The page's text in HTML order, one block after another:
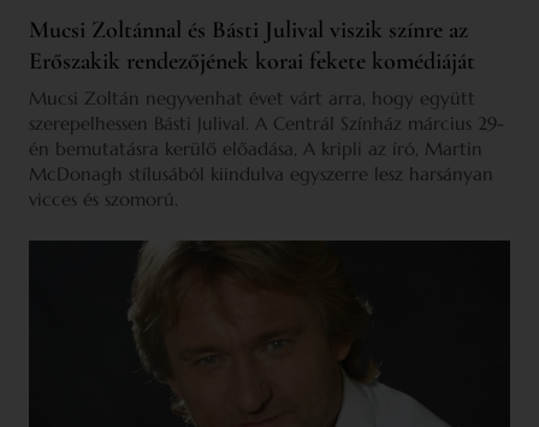
Mucsi Zoltánnal és Básti Julival viszik színre az
Erőszakik rendezőjének korai fekete komédiáját
Mucsi Zoltán negyvenhat évet várt arra, hogy együtt
szerepelhessen Básti Julival. A Centrál Színház március 29-
én bemutatásra kerülő előadása, A kripli az író, Martin
McDonagh stílusából kiindulva egyszerre lesz harsányan
vicces és szomorú.